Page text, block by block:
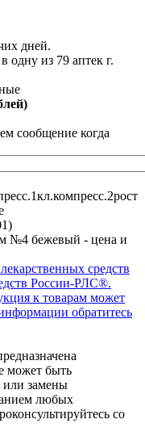
дней.
одну из 79 аптек г.
сообщение когда
№4 бежевый - цена и
средств
России-РЛС®.
к товарам может
обратитесь
может быть
или замены
любых
со